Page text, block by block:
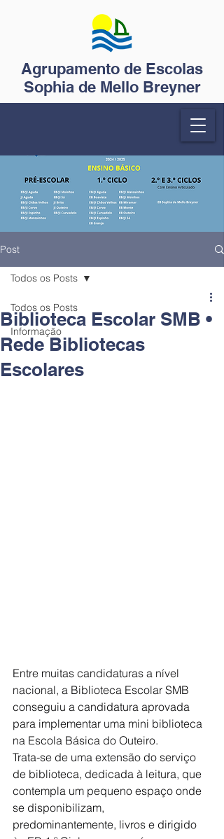
Agrupamento de Escolas
Sophia de Mello Breyner
Post
Todos os Posts
Informação
Todos os Posts
Biblioteca Escolar SMB •
Rede Bibliotecas
Escolares
Entre muitas candidaturas a nível
nacional, a Biblioteca Escolar SMB
conseguiu a candidatura aprovada
para implementar uma mini biblioteca
na Escola Básica do Outeiro.
Trata-se de uma extensão do serviço
de biblioteca, dedicada à leitura, que
contempla um pequeno espaço onde
se disponibilizam,
predominantemente, livros e dirigido